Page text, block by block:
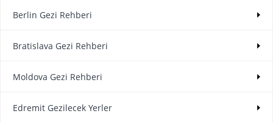
Berlin Gezi Rehberi
Bratislava Gezi Rehberi
Moldova Gezi Rehberi
Edremit Gezilecek Yerler